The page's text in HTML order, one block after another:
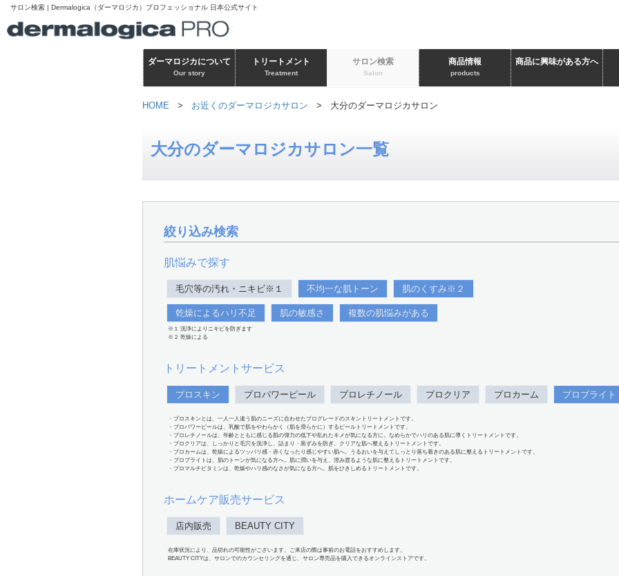
サロン検索 | Dermalogica（ダーマロジカ）プロフェッショナル 日本公式サイト
ダーマロジカについて
Our story
トリートメント
Treatment
サロン検索
Salon
商品情報
products
商品に興味がある方へ
HOME > お近くのダーマロジカサロン > 大分のダーマロジカサロン
大分のダーマロジカサロン一覧
絞り込み検索
肌悩みで探す
毛穴等の汚れ・ニキビ※１ 不均一な肌トーン 肌のくすみ※２
乾燥によるハリ不足 肌の敏感さ 複数の肌悩みがある
※１ 洗浄によりニキビを防ぎます
※２ 乾燥による
トリートメントサービス
プロスキン プロパワーピール プロレチノール プロクリア プロカーム プロブライト
・プロスキンとは、一人一人違う肌のニーズに合わせたプログレードのスキントリートメントです。
・プロパワーピールは、乳酸で肌をやわらかく（肌を滑らかに）するピールトリートメントです。
・プロレチノールは、年齢とともに感じる肌の弾力の低下や乱れたキメが気になる方に。なめらかでハリのある肌に導くトリートメントです。
・プロクリアは、しっかりと毛穴を洗浄し、詰まり・黒ずみを防ぎ、クリアな肌へ整えるトリートメントです。
・プロカームは、乾燥によるツッパリ感・赤くなったり感じやすい肌へ。うるおいを与えてしっとり落ち着きのある肌に整えるトリートメントです。
・プロブライトは、肌のトーンが気になる方へ。肌に潤いを与え、澄み渡るような肌に整えるトリートメントです。
・プロマルチビタミンは、乾燥やハリ感のなさが気になる方へ。肌をひきしめるトリートメントです。
ホームケア販売サービス
店内販売 BEAUTY CITY
在庫状況により、品切れの可能性がございます。ご来店の際は事前のお電話をおすすめします。
BEAUTY CITYは、サロンでのカウンセリングを通じ、サロン専売品を購入できるオンラインストアです。